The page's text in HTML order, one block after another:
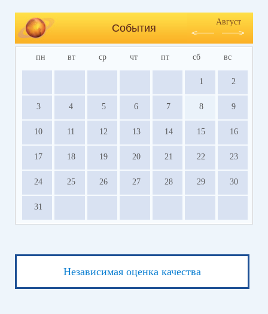
События
Август
пн вт ср чт пт сб вс
1 2
3 4 5 6 7 8 9
10 11 12 13 14 15 16
17 18 19 20 21 22 23
24 25 26 27 28 29 30
31
Независимая оценка качества